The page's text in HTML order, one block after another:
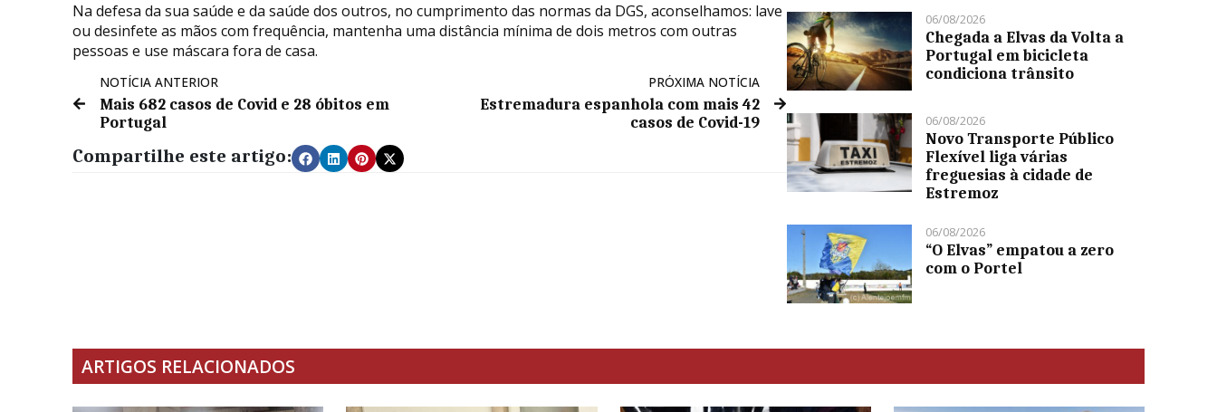
Na defesa da sua saúde e da saúde dos outros, no cumprimento das normas da DGS, aconselhamos: lave
ou desinfete as mãos com frequência, mantenha uma distância mínima de dois metros com outras
pessoas e use máscara fora de casa.
NOTÍCIA ANTERIOR
Mais 682 casos de Covid e 28 óbitos em
Portugal
PRÓXIMA NOTÍCIA
Estremadura espanhola com mais 42
casos de Covid-19
Compartilhe este artigo:
06/08/2026
Chegada a Elvas da Volta a
Portugal em bicicleta
condiciona trânsito
06/08/2026
Novo Transporte Público
Flexível liga várias
freguesias à cidade de
Estremoz
06/08/2026
“O Elvas” empatou a zero
com o Portel
ARTIGOS RELACIONADOS